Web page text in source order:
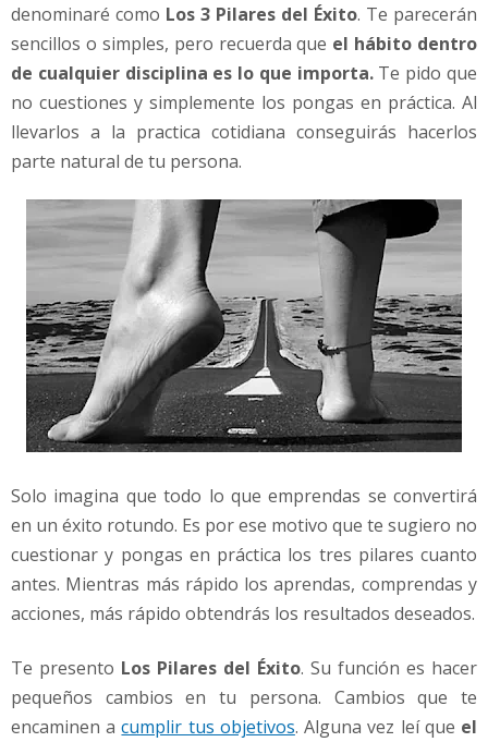
denominaré como Los 3 Pilares del Éxito. Te parecerán
sencillos o simples, pero recuerda que el hábito dentro
de cualquier disciplina es lo que importa.Te pido que
no cuestiones y simplemente los pongas en práctica. Al
llevarlos a la practica cotidiana conseguirás hacerlos
parte natural de tu persona.
Solo imagina que todo lo que emprendas se convertirá
en un éxito rotundo. Es por ese motivo que te sugiero no
cuestionar y pongas en práctica los tres pilares cuanto
antes. Mientras más rápido los aprendas, comprendas y
acciones, más rápido obtendrás los resultados deseados.
Te presento Los Pilares del Éxito. Su función es hacer
pequeños cambios en tu persona. Cambios que te
encaminen acumplir tus objetivos. Alguna vez leí que el